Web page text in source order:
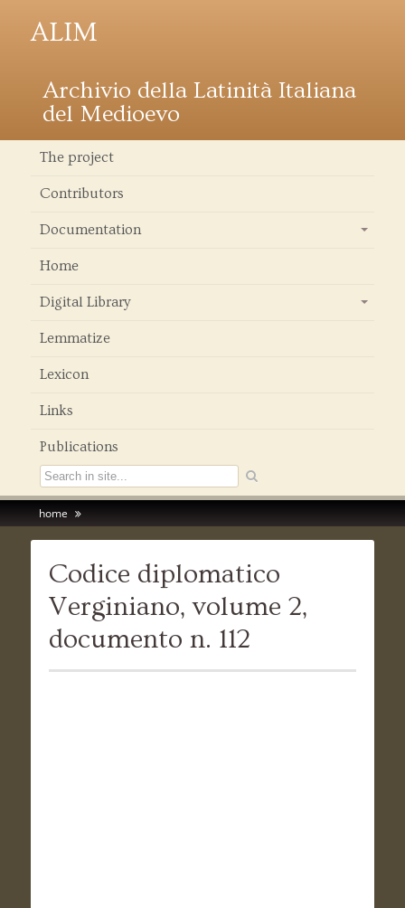
ALIM
Archivio della Latinità Italiana
del Medioevo
The project
Contributors
Documentation
Home
Digital Library
Lemmatize
Lexicon
Links
Publications
home
Codice diplomatico
Verginiano, volume 2,
documento n. 112